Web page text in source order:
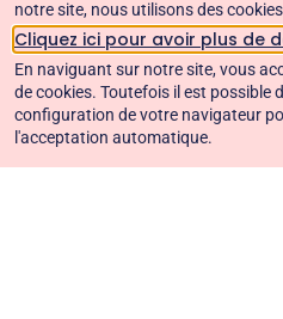
Mesure de qualité de
temps de réponses
En
notre site, nous utilisons des
Cliquez ici pour avoir plus de
En naviguant sur notre site, vous
de cookies. Toutefois il est possible
configuration de votre navigateur
l'acceptation automatique.